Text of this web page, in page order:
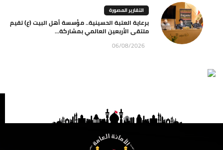
التقارير المصورة
برعاية العتبة الحسينية.. مؤسسة أهل البيت (ع) تقيم
ملتقى الأربعين العالمي بمشاركة...
06/08/2026